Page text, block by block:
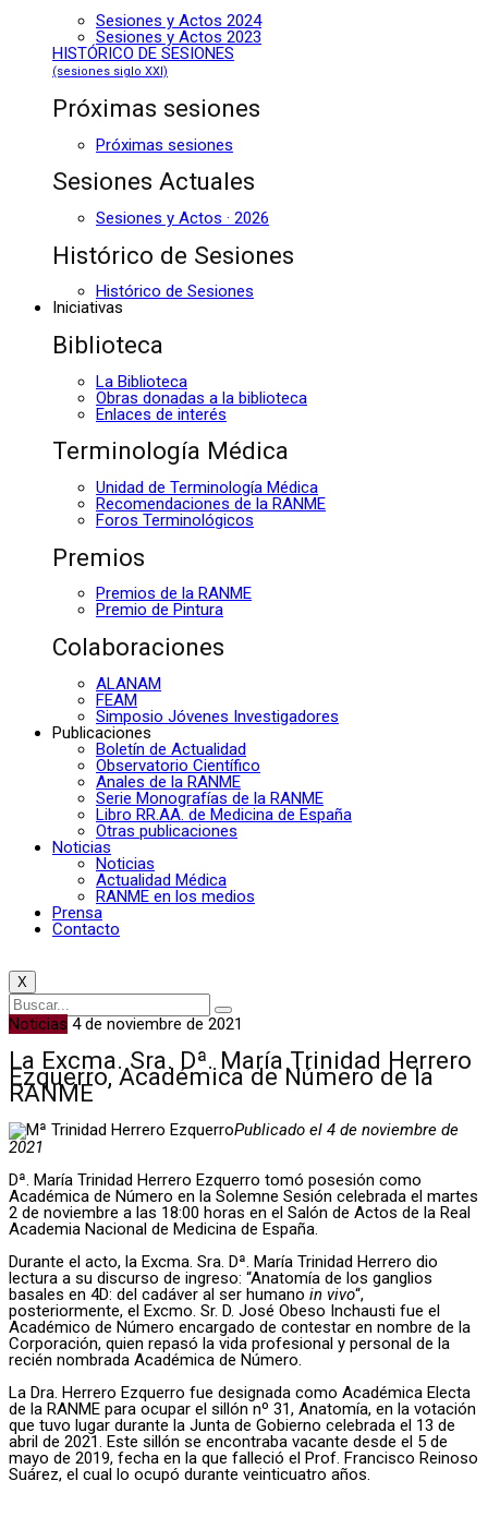
Sesiones y Actos 2024
Sesiones y Actos 2023
HISTÓRICO DE SESIONES
(sesiones siglo XXI)
Próximas sesiones
Próximas sesiones
Sesiones Actuales
Sesiones y Actos · 2026
Histórico de Sesiones
Histórico de Sesiones
Iniciativas
Biblioteca
La Biblioteca
Obras donadas a la biblioteca
Enlaces de interés
Terminología Médica
Unidad de Terminología Médica
Recomendaciones de la RANME
Foros Terminológicos
Premios
Premios de la RANME
Premio de Pintura
Colaboraciones
ALANAM
FEAM
Simposio Jóvenes Investigadores
Publicaciones
Boletín de Actualidad
Observatorio Científico
Anales de la RANME
Serie Monografías de la RANME
Libro RR.AA. de Medicina de España
Otras publicaciones
Noticias
Noticias
Actualidad Médica
RANME en los medios
Prensa
Contacto
X
Noticias 4 de noviembre de 2021
La Excma. Sra. Dª. María Trinidad Herrero
Ezquerro, Académica de Número de la
RANME
Publicado el 4 de noviembre de
2021
Dª. María Trinidad Herrero Ezquerro tomó posesión como
Académica de Número en la Solemne Sesión celebrada el martes
2 de noviembre a las 18:00 horas en el Salón de Actos de la Real
Academia Nacional de Medicina de España.
Durante el acto, la Excma. Sra. Dª. María Trinidad Herrero dio
lectura a su discurso de ingreso: “Anatomía de los ganglios
basales en 4D: del cadáver al ser humano in vivo“,
posteriormente, el Excmo. Sr. D. José Obeso Inchausti fue el
Académico de Número encargado de contestar en nombre de la
Corporación, quien repasó la vida profesional y personal de la
recién nombrada Académica de Número.
La Dra. Herrero Ezquerro fue designada como Académica Electa
de la RANME para ocupar el sillón nº 31, Anatomía, en la votación
que tuvo lugar durante la Junta de Gobierno celebrada el 13 de
abril de 2021. Este sillón se encontraba vacante desde el 5 de
mayo de 2019, fecha en la que falleció el Prof. Francisco Reinoso
Suárez, el cual lo ocupó durante veinticuatro años.